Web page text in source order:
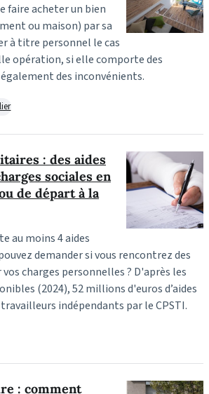
faire acheter un bien
ou maison) par sa
à titre personnel le cas
opération, si elle comporte des
des inconvénients.
: des aides
sociales en
de départ à la
au moins 4 aides
demander si vous rencontrez des
charges personnelles ? D'après les
(2024), 52 millions d'euros d’aides
indépendants par le CPSTI.
: comment